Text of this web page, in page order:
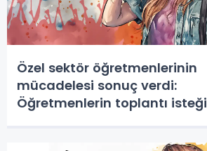
Özel sektör öğretmenlerinin
mücadelesi sonuç verdi:
Öğretmenlerin toplantı isteği